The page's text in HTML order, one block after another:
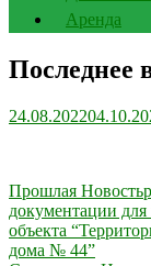
Аренда
Последнее
24.08.2022
Навигация
по
записям
Прошлая Новость
документации для
объекта
дома № 44”